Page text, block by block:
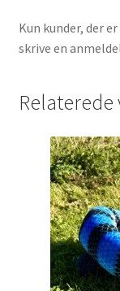
Kun kunder, der
skrive en
Relaterede